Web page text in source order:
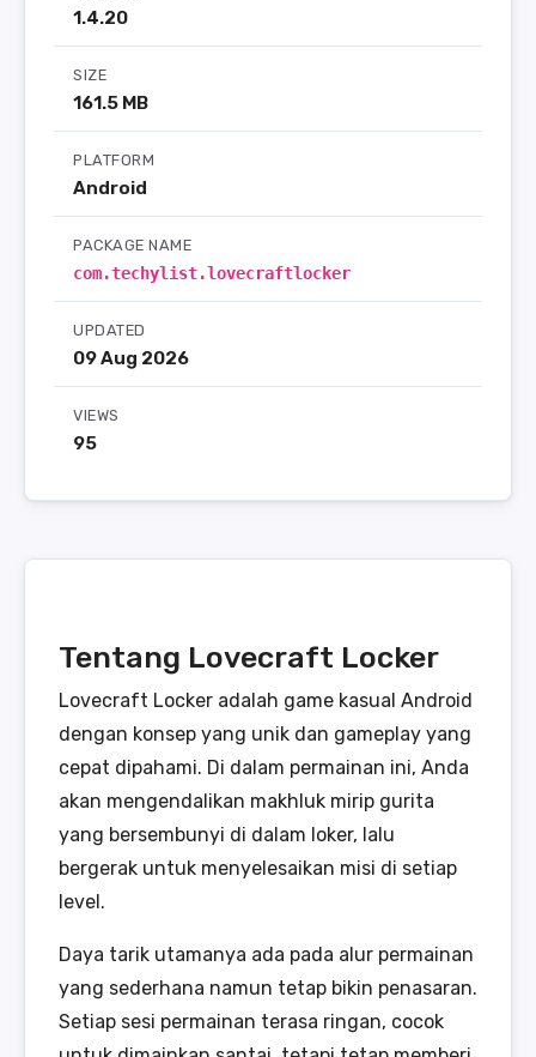
1.4.20
SIZE
161.5 MB
PLATFORM
Android
PACKAGE NAME
com.techylist.lovecraftlocker
UPDATED
09 Aug 2026
VIEWS
95
Tentang Lovecraft Locker
Lovecraft Locker adalah game kasual Android
dengan konsep yang unik dan gameplay yang
cepat dipahami. Di dalam permainan ini, Anda
akan mengendalikan makhluk mirip gurita
yang bersembunyi di dalam loker, lalu
bergerak untuk menyelesaikan misi di setiap
level.
Daya tarik utamanya ada pada alur permainan
yang sederhana namun tetap bikin penasaran.
Setiap sesi permainan terasa ringan, cocok